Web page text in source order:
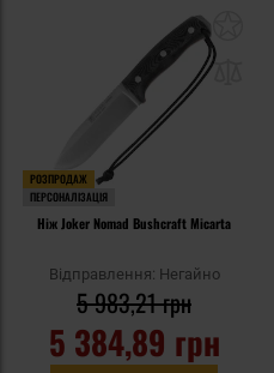
РОЗПРОДАЖ
ПЕРСОНАЛІЗАЦІЯ
Ніж Joker Nomad Bushcraft Micarta
Відправлення: Негайно
5 384,89 грн
5 983,21 грн